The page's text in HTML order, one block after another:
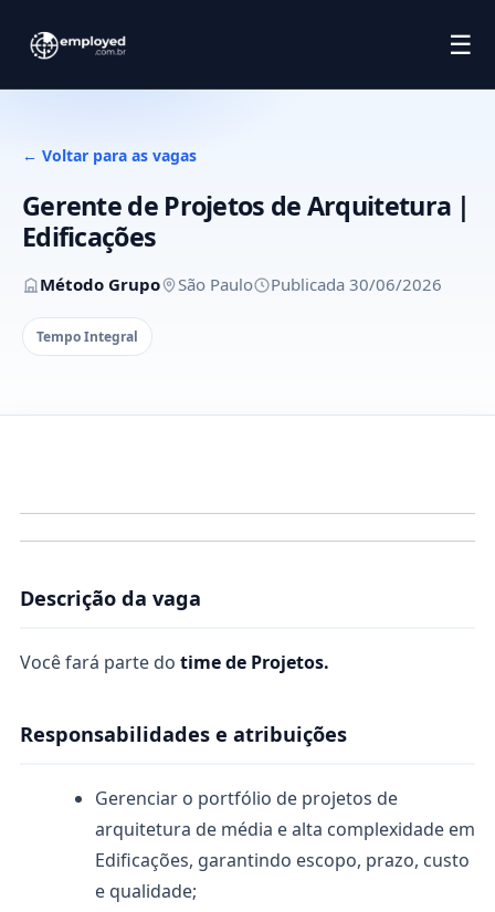
☰
← Voltar para as vagas
Gerente de Projetos de Arquitetura |
Edificações
Método Grupo São Paulo Publicada 30/06/2026
Tempo Integral
Descrição da vaga
Você fará parte do time de Projetos.
Responsabilidades e atribuições
Gerenciar o portfólio de projetos de
arquitetura de média e alta complexidade em
Edificações, garantindo escopo, prazo, custo
e qualidade;